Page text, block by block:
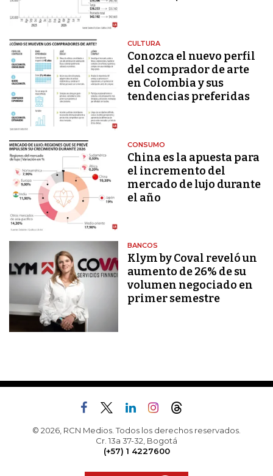
CULTURA
Conozca el nuevo perfil
del comprador de arte
en Colombia y sus
tendencias preferidas
CONSUMO
China es la apuesta para
el incremento del
mercado de lujo durante
el año
BANCOS
Klym by Coval reveló un
aumento de 26% de su
volumen negociado en
primer semestre
© 2026, RCN Medios. Todos los derechos reservados.
Cr. 13a 37-32, Bogotá
(+57) 1 4227600